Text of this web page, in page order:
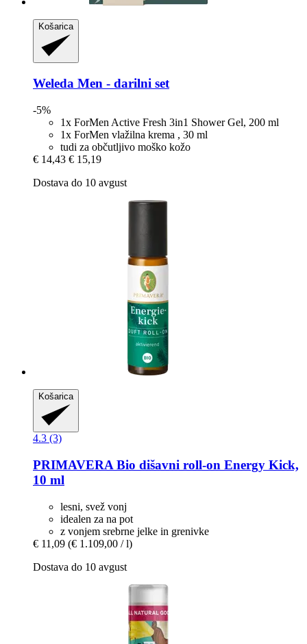
Košarica
Weleda Men -​ darilni set
-5%
1x ForMen Active Fresh 3in1 Shower Gel, 200 ml
1x ForMen vlažilna krema , 30 ml
tudi za občutljivo moško kožo
€ 14,43 € 15,19
Dostava do 10 avgust
Košarica
4.3 (3)
PRIMAVERA Bio dišavni roll-​on Energy Kick,
10 ml
lesni, svež vonj
idealen za na pot
z vonjem srebrne jelke in grenivke
€ 11,09 (€ 1.109,00 / l)
Dostava do 10 avgust